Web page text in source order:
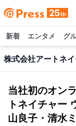
新着 エンタメ グ
株式会社アートネ
当社初のオン
トネイチャー
山良子・清水